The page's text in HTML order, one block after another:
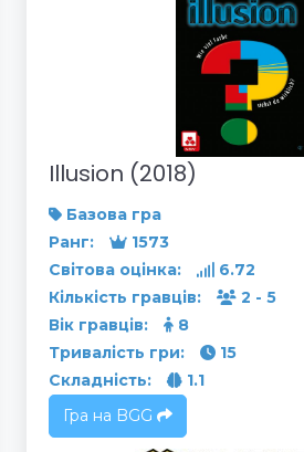
Illusion (2018)
Базова гра
Ранг:
1573
Світова оцінка:
6.72
Кількість гравців:
2 - 5
Вік гравців:
8
Тривалість гри:
15
Складність:
1.1
Гра на BGG